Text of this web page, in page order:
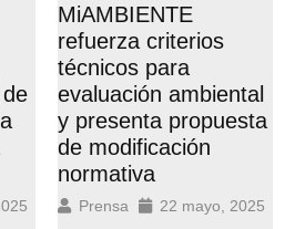
MiAMBIENTE
refuerza criterios
técnicos para
evaluación ambiental
y presenta propuesta
de modificación
normativa
Prensa 22 mayo, 2025